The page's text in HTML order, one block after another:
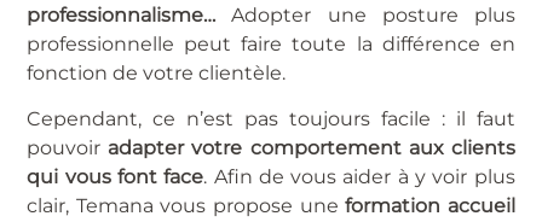
professionnalisme… Adopter une posture plus
professionnelle peut faire toute la différence en
fonction de votre clientèle.
Cependant, ce n’est pas toujours facile : il faut
pouvoir adapter votre comportement aux clients
qui vous font face. Afin de vous aider à y voir plus
clair, Temana vous propose uneformation accueil